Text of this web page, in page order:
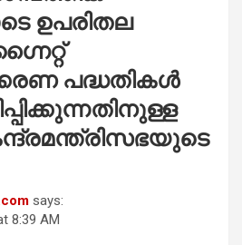
ഉപരിതല
പദ്ധതികൾ
says:
8:39 AM